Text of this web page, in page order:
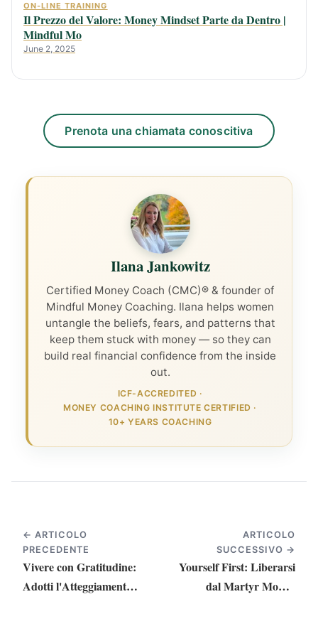
ON-LINE TRAINING
Il Prezzo del Valore: Money Mindset Parte da Dentro |
Mindful Mo
June 2, 2025
Prenota una chiamata conoscitiva
Ilana Jankowitz
Certified Money Coach (CMC)® & founder of
Mindful Money Coaching. Ilana helps women
untangle the beliefs, fears, and patterns that
keep them stuck with money — so they can
build real financial confidence from the inside
out.
ICF-ACCREDITED ·
MONEY COACHING INSTITUTE CERTIFIED ·
10+ YEARS COACHING
← ARTICOLO
PRECEDENTE
Vivere con Gratitudine:
Adotti l'Atteggiamento
ARTICOLO
SUCCESSIVO →
Yourself First: Liberarsi
dal Martyr Money